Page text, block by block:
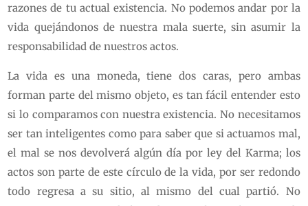
razones de tu actual existencia. No podemos andar por la
vida quejándonos de nuestra mala suerte, sin asumir la
responsabilidad de nuestros actos.
La vida es una moneda, tiene dos caras, pero ambas
forman parte del mismo objeto, es tan fácil entender esto
si lo comparamos con nuestra existencia. No necesitamos
ser tan inteligentes como para saber que si actuamos mal,
el mal se nos devolverá algún día por ley del Karma; los
actos son parte de este círculo de la vida, por ser redondo
todo regresa a su sitio, al mismo del cual partió. No